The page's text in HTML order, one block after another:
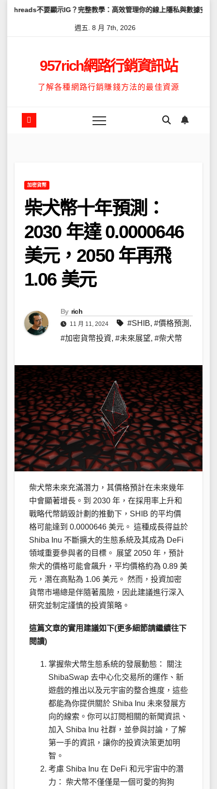
SkipIG？完整教學：高效管理你的線上隱私與數據安全 怎麼讓
週五. 8 月 7th, 2026
957rich網路行銷資訊站
了解各種網路行銷賺錢方法的最佳資源
加密貨幣
柴犬幣十年預測：
2030 年達 0.0000646
美元，2050 年再飛
1.06 美元
By rich
11 月 11, 2024 #SHIB, #價格預測 ,
#加密貨幣投資, #未來展望, #柴犬幣
柴犬幣未來充滿潛力，其價格預計在未來幾年
中會顯著增長。到 2030 年，在採用率上升和
戰略代幣銷毀計劃的推動下，SHIB 的平均價
格可能達到 0.0000646 美元。 這種成長得益於
Shiba Inu 不斷擴大的生態系統及其成為 DeFi
領域重要參與者的目標。 展望 2050 年，預計
柴犬的價格可能會飆升，平均價格約為 0.89 美
元，潛在高點為 1.06 美元。 然而，投資加密
貨幣市場總是伴隨著風險，因此建議進行深入
研究並制定謹慎的投資策略。
這篇文章的實用建議如下(更多細節請繼續往下
閱讀)
掌握柴犬幣生態系統的發展動態： 關注
ShibaSwap 去中心化交易所的運作、新
遊戲的推出以及元宇宙的整合進度，這些
都能為你提供關於 Shiba Inu 未來發展方
向的線索。你可以訂閱相關的新聞資訊、
加入 Shiba Inu 社群，並參與討論，了解
第一手的資訊，讓你的投資決策更加明
智。
考慮 Shiba Inu 在 DeFi 和元宇宙中的潛
力： 柴犬幣不僅僅是一個可愛的狗狗